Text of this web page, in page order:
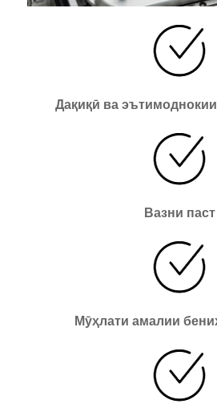
Дақиқӣ ва
Вазни паст
Мӯҳлати амалии